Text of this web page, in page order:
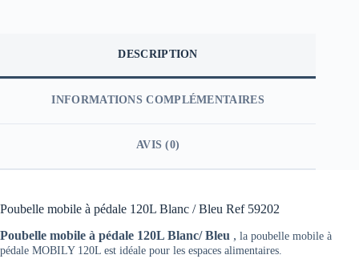
DESCRIPTION
INFORMATIONS COMPLÉMENTAIRES
AVIS (0)
Poubelle mobile à pédale 120L Blanc / Bleu Ref 59202
Poubelle mobile à pédale 120L Blanc/ Bleu , la poubelle mobile à
pédale MOBILY 120L est idéale pour les espaces alimentaires.